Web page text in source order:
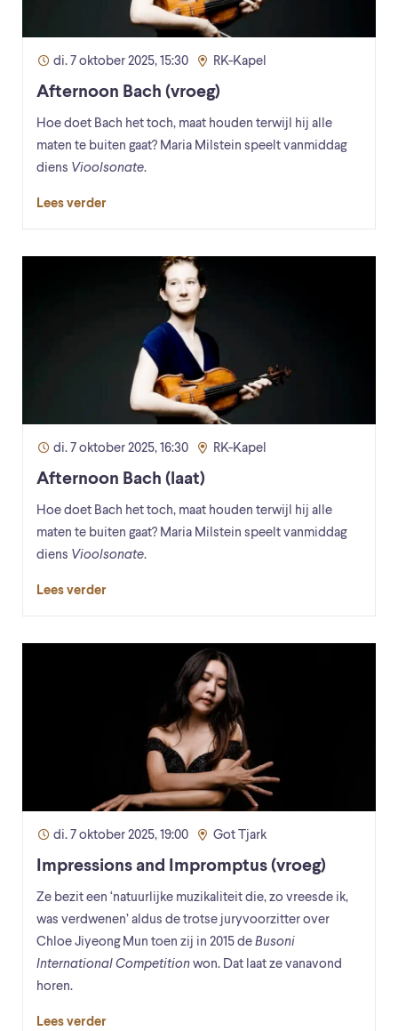
di. 7 oktober 2025, 15:30 RK-Kapel
Afternoon Bach (vroeg)
Hoe doet Bach het toch, maat houden terwijl hij alle
maten te buiten gaat? Maria Milstein speelt vanmiddag
diens Vioolsonate.
Lees verder
di. 7 oktober 2025, 16:30 RK-Kapel
Afternoon Bach (laat)
Hoe doet Bach het toch, maat houden terwijl hij alle
maten te buiten gaat? Maria Milstein speelt vanmiddag
diens Vioolsonate.
Lees verder
di. 7 oktober 2025, 19:00 Got Tjark
Impressions and Impromptus (vroeg)
Ze bezit een ‘natuurlijke muzikaliteit die, zo vreesde ik,
was verdwenen’ aldus de trotse juryvoorzitter over
Chloe Jiyeong Mun toen zij in 2015 de Busoni
International Competition won. Dat laat ze vanavond
horen.
Lees verder